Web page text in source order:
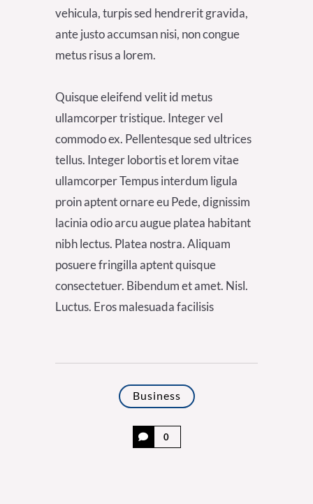
vehicula, turpis sed hendrerit gravida,
ante justo accumsan nisi, non congue
metus risus a lorem.
Quisque eleifend velit id metus
ullamcorper tristique. Integer vel
commodo ex. Pellentesque sed ultrices
tellus. Integer lobortis et lorem vitae
ullamcorper Tempus interdum ligula
proin aptent ornare eu Pede, dignissim
lacinia odio arcu augue platea habitant
nibh lectus. Platea nostra. Aliquam
posuere fringilla aptent quisque
consectetuer. Bibendum et amet. Nisl.
Luctus. Eros malesuada facilisis
Business
0